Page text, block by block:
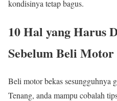
kondisinya tetap bagus.
10 Hal yang Harus
Sebelum Beli Motor
Beli motor bekas sesungguhnya
Tenang, anda mampu cobalah